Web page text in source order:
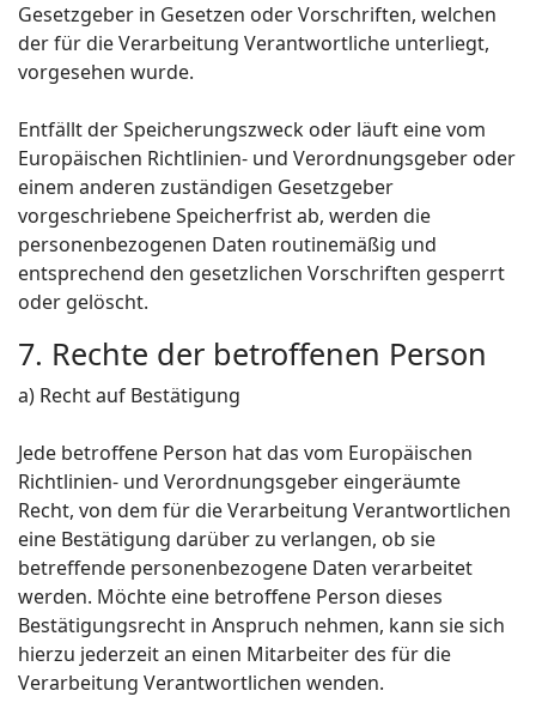
Gesetzgeber in Gesetzen oder Vorschriften, welchen
der für die Verarbeitung Verantwortliche unterliegt,
vorgesehen wurde.
Entfällt der Speicherungszweck oder läuft eine vom
Europäischen Richtlinien- und Verordnungsgeber oder
einem anderen zuständigen Gesetzgeber
vorgeschriebene Speicherfrist ab, werden die
personenbezogenen Daten routinemäßig und
entsprechend den gesetzlichen Vorschriften gesperrt
oder gelöscht.
7. Rechte der betroffenen Person
a) Recht auf Bestätigung
Jede betroffene Person hat das vom Europäischen
Richtlinien- und Verordnungsgeber eingeräumte
Recht, von dem für die Verarbeitung Verantwortlichen
eine Bestätigung darüber zu verlangen, ob sie
betreffende personenbezogene Daten verarbeitet
werden. Möchte eine betroffene Person dieses
Bestätigungsrecht in Anspruch nehmen, kann sie sich
hierzu jederzeit an einen Mitarbeiter des für die
Verarbeitung Verantwortlichen wenden.